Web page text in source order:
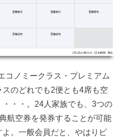
コノミークラス・プレミアム
のどれでも2便とも4席も空
・・。24人家族でも、3つの
航空券を発券することが可能
。一般会員だと、やはりビ